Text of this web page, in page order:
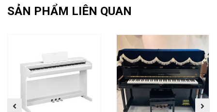
SẢN PHẨM LIÊN QUAN